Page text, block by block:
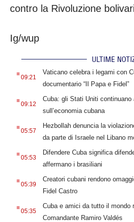
contro la Rivoluzione
Ig/wup
ULTIME
.09:21
Vaticano celebra i legami con
documentario “Il Papa e Fidel”
.09:12
Cuba: gli Stati Uniti continuano
sull’economia cubana
.05:57
Hezbollah denuncia la
da parte di Israele nel Libano
.05:53
Difendere Cuba significa
affermano i brasiliani
.05:39
Creatori cubani rendono
Fidel Castro
.05:35
Cuba e amici da tutto il mondo
Comandante Ramiro Valdés